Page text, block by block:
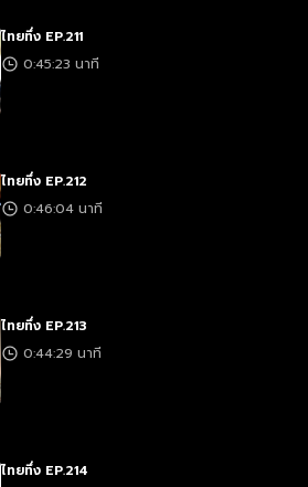
ไทยทึ่ง EP.211
0:45:23 นาที
ไทยทึ่ง EP.212
0:46:04 นาที
ไทยทึ่ง EP.213
0:44:29 นาที
ไทยทึ่ง EP.214